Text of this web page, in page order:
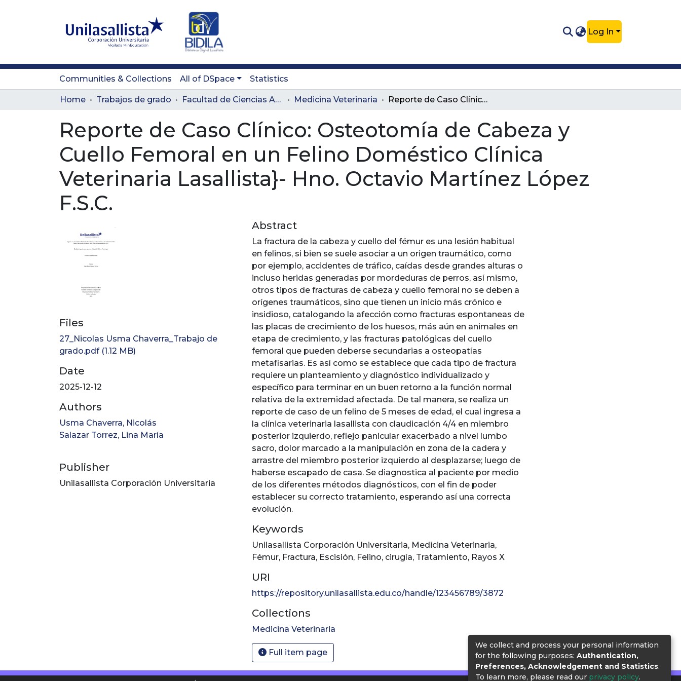
Log In
Communities & Collections All of DSpace Statistics
Home Trabajos de grado Facultad de Ciencias Administrativas y Agropecuarias Medicina Veterinaria Reporte de Caso Clínico: Osteotomía de Cabeza y Cuello Femoral en un Felino Doméstico Clínica Veterinaria Lasallista}- Hno. Octavio Martínez López F.S.C.
Reporte de Caso Clínico: Osteotomía de Cabeza y
Cuello Femoral en un Felino Doméstico Clínica
Veterinaria Lasallista}- Hno. Octavio Martínez López
F.S.C.
Files
27_Nicolas Usma Chaverra_Trabajo de
grado.pdf(1.12 MB)
Date
2025-12-12
Authors
Usma Chaverra, Nicolás
Salazar Torrez, Lina María
Publisher
Unilasallista Corporación Universitaria
Abstract
La fractura de la cabeza y cuello del fémur es una lesión habitual
en felinos, si bien se suele asociar a un origen traumático, como
por ejemplo, accidentes de tráfico, caídas desde grandes alturas o
incluso heridas generadas por mordeduras de perros, así mismo,
otros tipos de fracturas de cabeza y cuello femoral no se deben a
orígenes traumáticos, sino que tienen un inicio más crónico e
insidioso, catalogando la afección como fracturas espontaneas de
las placas de crecimiento de los huesos, más aún en animales en
etapa de crecimiento, y las fracturas patológicas del cuello
femoral que pueden deberse secundarias a osteopatías
metafisarias. Es así como se establece que cada tipo de fractura
requiere un planteamiento y diagnóstico individualizado y
específico para terminar en un buen retorno a la función normal
relativa de la extremidad afectada. De tal manera, se realiza un
reporte de caso de un felino de 5 meses de edad, el cual ingresa a
la clínica veterinaria lasallista con claudicación 4/4 en miembro
posterior izquierdo, reflejo panicular exacerbado a nivel lumbo
sacro, dolor marcado a la manipulación en zona de la cadera y
arrastre del miembro posterior izquierdo al desplazarse; luego de
haberse escapado de casa. Se diagnostica al paciente por medio
de los diferentes métodos diagnósticos, con el fin de poder
establecer su correcto tratamiento, esperando así una correcta
evolución.
Keywords
Unilasallista Corporación Universitaria, Medicina Veterinaria,
Fémur, Fractura, Escisión, Felino, cirugía, Tratamiento, Rayos X
URI
https://repository.unilasallista.edu.co/handle/123456789/3872
Collections
Medicina Veterinaria
Full item page
We collect and process your personal information
for the following purposes: Authentication,
Preferences, Acknowledgement and Statistics.
To learn more, please read our privacy policy.